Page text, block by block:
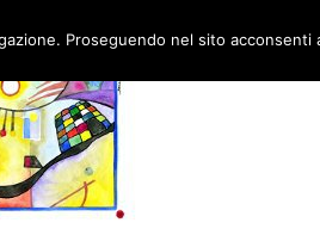
Proseguendo nel sito acconsenti